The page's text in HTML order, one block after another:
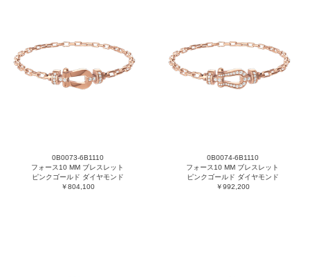
0B0073-6B1110
フォース10 MM ブレスレット
ピンクゴールド ダイヤモンド
￥804,100
0B0074-6B1110
フォース10 MM ブレスレット
ピンクゴールド ダイヤモンド
￥992,200